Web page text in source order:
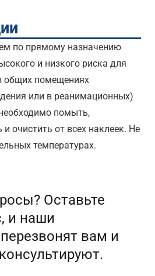
по прямому назначению
и низкого риска для
общих помещениях
или в реанимационных)
помыть,
очистить от всех наклеек. Не
температурах.
Оставьте
и наши
вам и